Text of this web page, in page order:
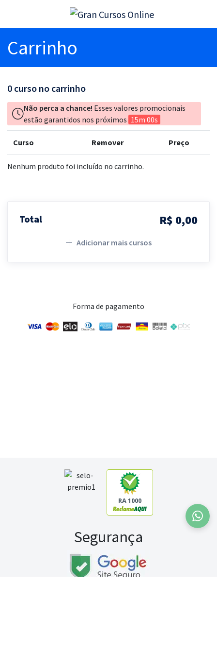
Carrinho
0 curso no carrinho
Não perca a chance! Esses valores promocionais
estão garantidos nos próximos 15m 00s
Curso Remover Preço
Nenhum produto foi incluído no carrinho.
Total R$ 0,00
Adicionar mais cursos
Forma de pagamento
RA 1000
Segurança